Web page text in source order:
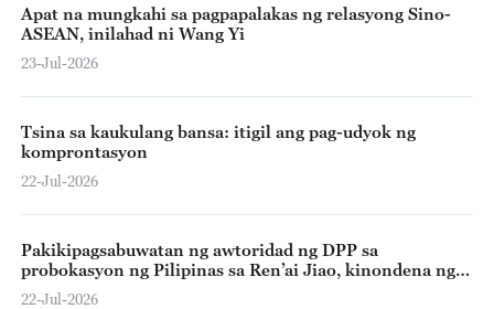
Apat na mungkahi sa pagpapalakas ng relasyong Sino-
ASEAN, inilahad ni Wang Yi
23-Jul-2026
Tsina sa kaukulang bansa: itigil ang pag-udyok ng
komprontasyon
22-Jul-2026
Pakikipagsabuwatan ng awtoridad ng DPP sa
probokasyon ng Pilipinas sa Ren’ai Jiao, kinondena ng
Chinese mainland
22-Jul-2026